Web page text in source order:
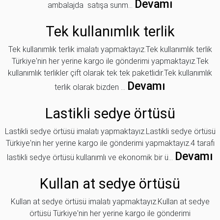
ambalajda satışa sunm... Devamı
Tek kullanımlık terlik
Tek kullanımlık terlik imalatı yapmaktayız.Tek kullanımlık terlik
Türkiye'nin her yerine kargo ile gönderimi yapmaktayız.Tek
kullanımlık terlikler çift olarak tek tek paketlidir.Tek kullanımlık
terlik olarak bizden ... Devamı
Lastikli sedye örtüsü
Lastikli sedye örtüsü imalatı yapmaktayız.Lastikli sedye örtüsü
Türkiye'nin her yerine kargo ile gönderimi yapmaktayız.4 tarafı
lastikli sedye örtüsü kullanımlı ve ekonomik bir ü... Devamı
Kullan at sedye örtüsü
Kullan at sedye örtüsü imalatı yapmaktayız.Kullan at sedye
örtüsü Türkiye'nin her yerine kargo ile gönderimi